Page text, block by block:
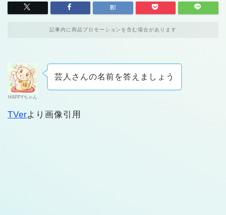
記事内に商品プロモーションを含む場合があります
HAPPYちゃん
芸人さんの名前を答えましょう
TVerより画像引用